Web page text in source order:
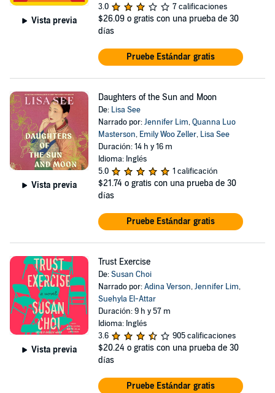
Vista previa
3.0
7 calificaciones
$26.09 o gratis con una prueba de 30
días
Pruebe Estándar gratis
Vista previa
Daughters of the Sun and Moon
De: Lisa See
Narrado por:Jennifer Lim,Quanna Luo
Masterson, Emily Woo Zeller, Lisa See
Duración: 14 h y 16 m
Idioma: Inglés
5.0
1 calificación
$21.74 o gratis con una prueba de 30
días
Pruebe Estándar gratis
Vista previa
Trust Exercise
De:Susan Choi
Narrado por:Adina Verson,Jennifer Lim,
Suehyla El-Attar
Duración: 9 h y 57 m
Idioma: Inglés
3.6
905 calificaciones
$20.24 o gratis con una prueba de 30
días
Pruebe Estándar gratis